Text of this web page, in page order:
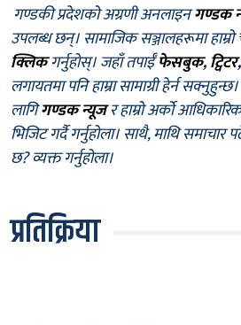
गण्डकी प्रदेशको अग्रणी अनलाइनगण्डक
उपलब्ध छन्। सामाजिक सञ्जालहरूमा हाम्रो
क्लिकगर्नुहोस्। जहाँ तपाईँफेसबुक,ट्विटर,
लगायतमा पनि हाम्रा सामाग्री हेर्न
लागिगण्डक न्यूजर हाम्रो अर्को
भिजिट गर्दै गर्नुहोला। साथै, माथि समाचार
छ? व्यक्त गर्नुहोला।
प्रतिक्रिया